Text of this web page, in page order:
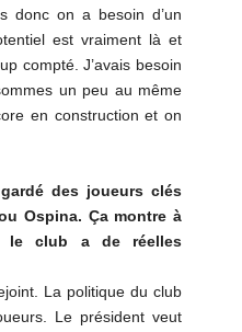
donc on a besoin d’un
est vraiment là et
compté. J’avais besoin
un peu au même
en construction et on
des joueurs clés
Ospina. Ça montre à
le club a de réelles
La politique du club
Le président veut